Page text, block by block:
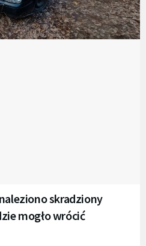
skradziony
mogło wrócić